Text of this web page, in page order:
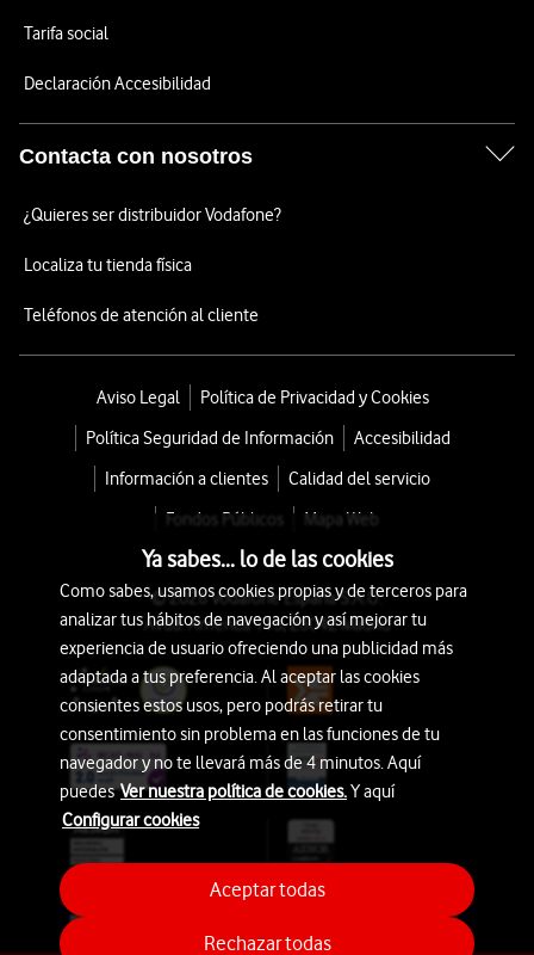
Tarifa social
Declaración Accesibilidad
Contacta con nosotros
¿Quieres ser distribuidor Vodafone?
Localiza tu tienda física
Teléfonos de atención al cliente
Aviso Legal
Política de Privacidad y Cookies
Política Seguridad de Información
Accesibilidad
Información a clientes
Calidad del servicio
Fondos Públicos
Mapa Web
© 2026 Vodafone España S.A.U.
Avda. América 115, 28042 Madrid
Ya sabes... lo de las cookies
Como sabes, usamos cookies propias y de terceros para
analizar tus hábitos de navegación y así mejorar tu
experiencia de usuario ofreciendo una publicidad más
adaptada a tus preferencia. Al aceptar las cookies
consientes estos usos, pero podrás retirar tu
consentimiento sin problema en las funciones de tu
navegador y no te llevará más de 4 minutos. Aquí
puedesVer nuestra política de cookies.Y aquí
Configurar cookies
Rechazar todas
Aceptar todas